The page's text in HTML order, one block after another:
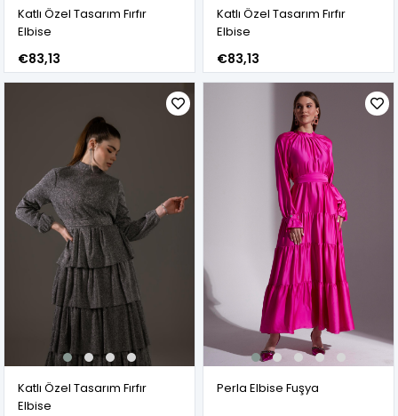
Katlı Özel Tasarım Fırfır
Elbise
€83,13
Katlı Özel Tasarım Fırfır
Elbise
€83,13
Katlı Özel Tasarım Fırfır
Elbise
Perla Elbise Fuşya